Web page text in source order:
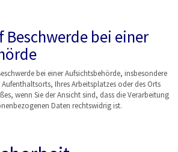
Beschwerde bei einer
bei einer Aufsichtsbehörde, insbesondere
Ihres Arbeitsplatzes oder des Orts
wenn Sie der Ansicht sind, dass die Verarbeitung
Daten rechtswidrig ist.